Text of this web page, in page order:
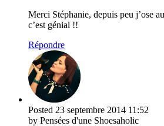
Merci Stéphanie, depuis peu j’ose
c’est génial !!
Répondre
Posted 23 septembre 2014 11:52
by Pensées d'une Shoesaholic